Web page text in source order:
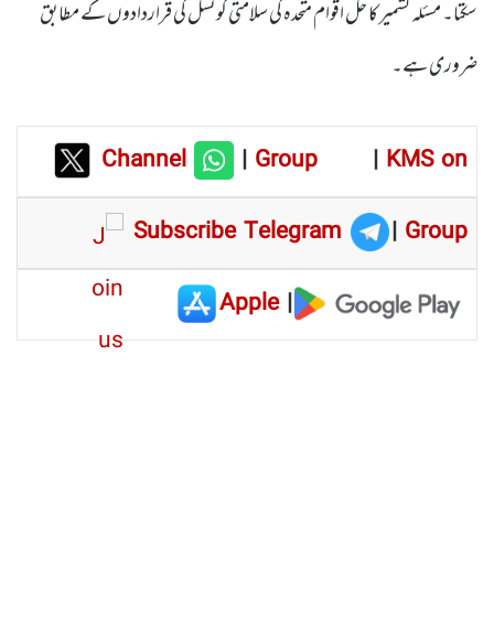
سکتا۔ مسئلہ کشمیر کا حل اقوام متحدہ کی سلامتی کونسل کی قراردادوں کے مطابق
ضروری ہے۔
Channel |Group | KMS on
Subscribe Telegram
| Group
|
Apple